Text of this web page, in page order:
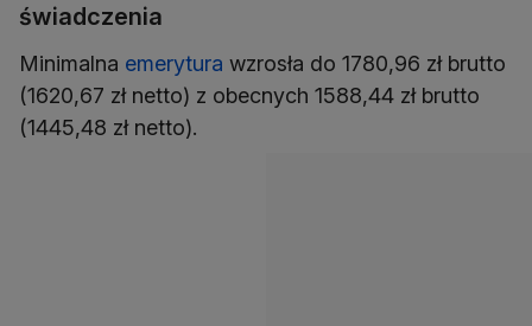
świadczenia
Minimalna emerytura wzrosła do 1780,96 zł brutto
(1620,67 zł netto) z obecnych 1588,44 zł brutto
(1445,48 zł netto).